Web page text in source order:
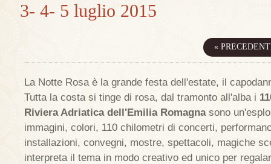
3- 4- 5 luglio 2015
«
La Notte Rosa è la grande festa dell'estate, il
Tutta la costa si tinge di rosa, dal tramonto all'alba i
Riviera Adriatica dell'Emilia Romagnasono
immagini, colori, 110 chilometri di concerti,
installazioni, convegni, mostre, spettacoli, magiche
interpreta il tema in modo creativo ed unico per